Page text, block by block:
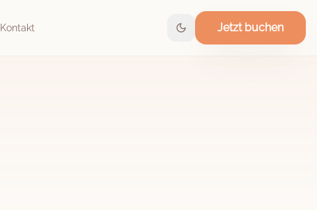
Kontakt Jetzt buchen